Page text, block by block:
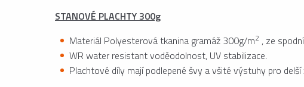
STANOVÉ PLACHTY 300g
Materiál Polyesterová tkanina gramáž 300g/m2 , ze
WR water resistant voděodolnost, UV stabilizace.
Plachtové díly mají podlepené švy a všité výstuhy pro